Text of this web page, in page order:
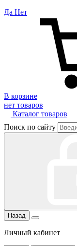
Да Нет
В корзине
нет товаров
Каталог товаров
Поиск по сайту
Назад
Личный кабинет